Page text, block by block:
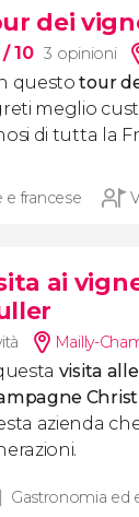
dei
/ 10 3 opinioni
questotour
meglio
di tutta la
e francese
ai
Mailly-
visita
azienda
Gastronomia ed